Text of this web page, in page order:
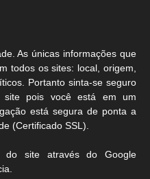
As únicas informações que
todos os sites: local, origem,
Portanto sinta-se seguro
site pois você está em um
está segura de ponta a
(Certificado SSL).
do site através do Google